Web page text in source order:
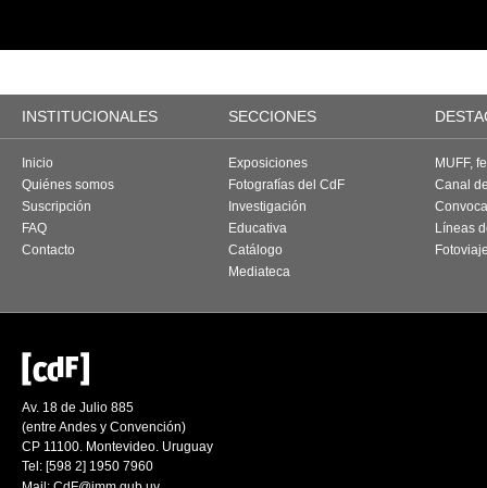
INSTITUCIONALES SECCIONES
Inicio
Quiénes somos
Suscripción
FAQ
Contacto
Exposiciones
Fotografías del CdF
Investigación
Educativa
Catálogo
Mediateca
MUFF,
Canal
Líneas
Av. 18 de Julio 885
(entre Andes y Convención)
CP 11100. Montevideo. Uruguay
Tel: [598 2] 1950 7960